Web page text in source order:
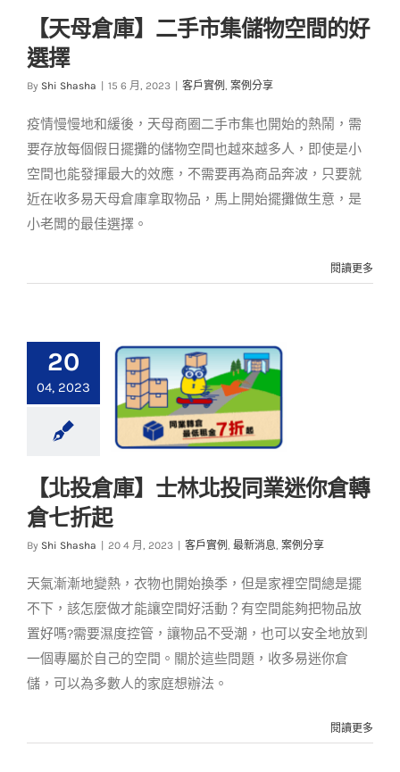
客戶實例 案例分享
【天母倉庫】二手市集儲物空間的好
選擇
By Shi Shasha 15 6 月, 2023 客戶實例 , 案例分享
疫情慢慢地和緩後，天母商圈二手市集也開始的熱鬧，需
要存放每個假日擺攤的儲物空間也越來越多人，即使是小
空間也能發揮最大的效應，不需要再為商品奔波，只要就
近在收多易天母倉庫拿取物品，馬上開始擺攤做生意，是
小老闆的最佳選擇。
閱讀更多
20
04, 2023
【北投倉庫】士林北
折起
【北投倉庫】士林北投同業迷你倉轉
倉七折起
By Shi Shasha 20 4 月, 2023 客戶實例 , 最新消息, 案例分享
天氣漸漸地變熱，衣物也開始換季，但是家裡空間總是擺
不下，該怎麼做才能讓空間好活動？有空間能夠把物品放
置好嗎?需要濕度控管，讓物品不受潮，也可以安全地放到
一個專屬於自己的空間。關於這些問題，收多易迷你倉
儲，可以為多數人的家庭想辦法。
閱讀更多